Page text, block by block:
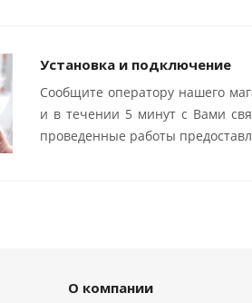
Установка и подключение
Сообщите оператору нашего
и в течении 5 минут с Вами
проведенные работы
О компании